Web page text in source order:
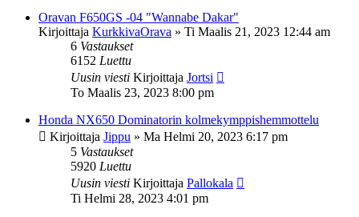
Oravan F650GS -04 "Wannabe Dakar"
Kirjoittaja KurkkivaOrava » Ti Maalis 21, 2023 12:44 am
6 Vastaukset
6152 Luettu
Uusin viesti Kirjoittaja Jortsi
To Maalis 23, 2023 8:00 pm
Honda NX650 Dominatorin kolmekymppishemmottelu
Kirjoittaja Jippu » Ma Helmi 20, 2023 6:17 pm
5 Vastaukset
5920 Luettu
Uusin viesti Kirjoittaja Pallokala
Ti Helmi 28, 2023 4:01 pm